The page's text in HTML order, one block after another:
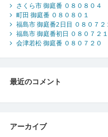
さくら市 御庭番 ０８０８０４
町田 御庭番 ０８０８０１
福島市 御庭番2日目 ０８０７２
福島市 御庭番初日 ０８０７２１
会津若松 御庭番 ０８０７２０
最近のコメント
アーカイブ